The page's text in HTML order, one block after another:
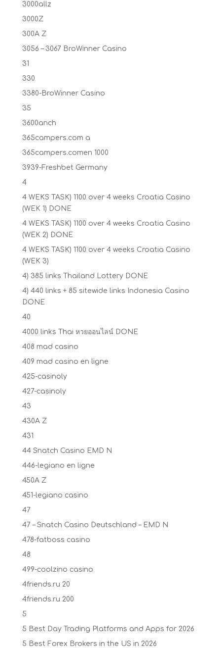
3000allz
3000Z
300A Z
3056 – 3067 BroWinner Casino
31
330
3380-BroWinner Casino
35
3600anch
365campers.com a
365campers.comen 1000
3939-Freshbet Germany
4
4 WEKS TASK) 1100 over 4 weeks Croatia Casino
(WEK 1) DONE
4 WEKS TASK) 1100 over 4 weeks Croatia Casino
(WEK 2) DONE
4 WEKS TASK) 1100 over 4 weeks Croatia Casino
(WEK 3)
4) 385 links Thailand Lottery DONE
4) 440 links + 85 sitewide links Indonesia Casino
DONE
40
4000 links Thai หวยออนไลน์ DONE
408 mad casino
409 mad casino en ligne
425-casinoly
427-casinoly
43
430A Z
431
44 Snatch Casino EMD N
446-legiano en ligne
450A Z
451-legiano casino
47
47 – Snatch Casino Deutschland – EMD N
478-fatboss casino
48
499-coolzino casino
4friends.ru 20
4friends.ru 200
5
5 Best Day Trading Platforms and Apps for 2026
5 Best Forex Brokers in the US in 2026